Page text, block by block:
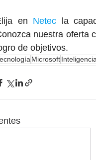
en Netec la
nuestra oferta
de objetivos.
Microsoft